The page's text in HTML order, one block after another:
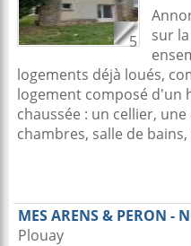
5
sur
logements déjà loués,
logement composé d'un
chaussée : un cellier,
chambres, salle de bains,
MES ARENS & PERON -
Plouay